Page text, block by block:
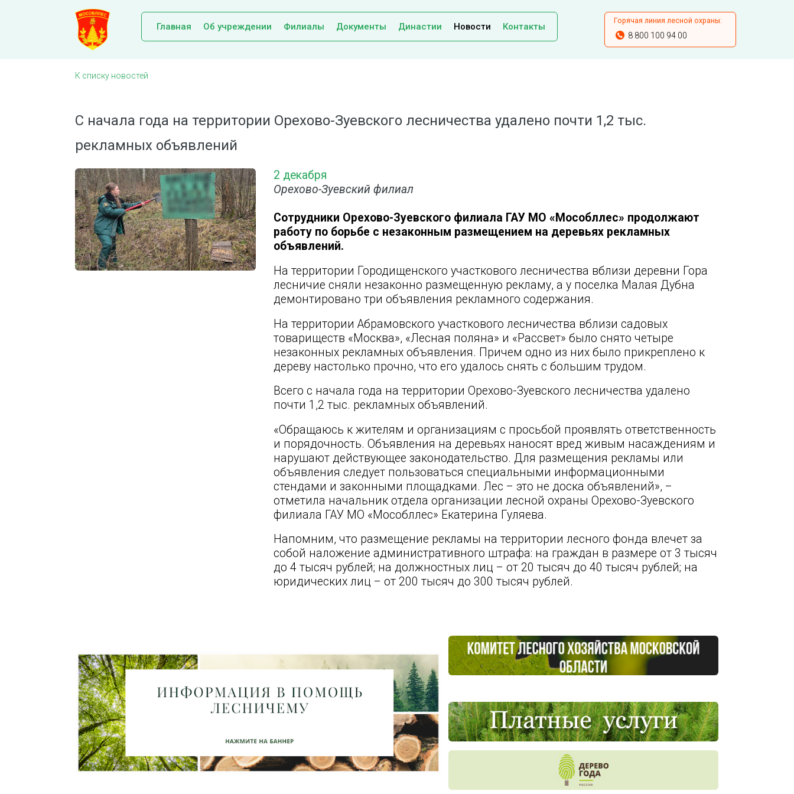
Главная Об учреждении Филиалы Документы Династии Новости Контакты
Горячая линия лесной охраны:
8 800 100 94 00
К списку новостей
С начала года на территории Орехово-Зуевского лесничества удалено почти 1,2 тыс.
рекламных объявлений
2 декабря
Орехово-Зуевский филиал
Сотрудники Орехово-Зуевского филиала ГАУ МО «Мособллес» продолжают
работу по борьбе с незаконным размещением на деревьях рекламных
объявлений.
На территории Городищенского участкового лесничества вблизи деревни Гора
лесничие сняли незаконно размещенную рекламу, а у поселка Малая Дубна
демонтировано три объявления рекламного содержания.
На территории Абрамовского участкового лесничества вблизи садовых
товариществ «Москва», «Лесная поляна» и «Рассвет» было снято четыре
незаконных рекламных объявления. Причем одно из них было прикреплено к
дереву настолько прочно, что его удалось снять с большим трудом.
Всего с начала года на территории Орехово-Зуевского лесничества удалено
почти 1,2 тыс. рекламных объявлений.
«Обращаюсь к жителям и организациям с просьбой проявлять ответственность
и порядочность. Объявления на деревьях наносят вред живым насаждениям и
нарушают действующее законодательство. Для размещения рекламы или
объявления следует пользоваться специальными информационными
стендами и законными площадками. Лес – это не доска объявлений», –
отметила начальник отдела организации лесной охраны Орехово-Зуевского
филиала ГАУ МО «Мособллес» Екатерина Гуляева.
Напомним, что размещение рекламы на территории лесного фонда влечет за
собой наложение административного штрафа: на граждан в размере от 3 тысяч
до 4 тысяч рублей; на должностных лиц – от 20 тысяч до 40 тысяч рублей; на
юридических лиц – от 200 тысяч до 300 тысяч рублей.